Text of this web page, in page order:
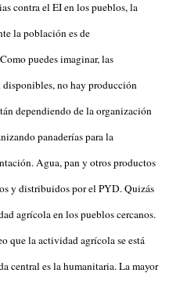
contra el EI en los pueblos, la
la población es de
puedes imaginar, las
no hay producción
dependiendo de la organización
panaderías para la
Agua, pan y otros productos
y distribuidos por el PYD. Quizás
agrícola en los pueblos cercanos.
que la actividad agrícola se está
central es la humanitaria. La mayor